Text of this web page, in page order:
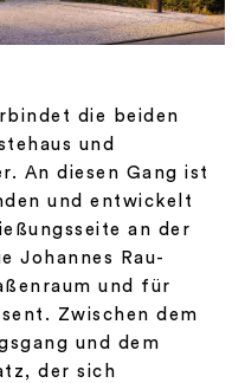
die beiden
und
An diesen Gang ist
und entwickelt
an der
Johannes Rau-
und für
Zwischen dem
und dem
der sich